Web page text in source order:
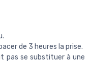
de 3 heures la prise.
pas se substituer à une